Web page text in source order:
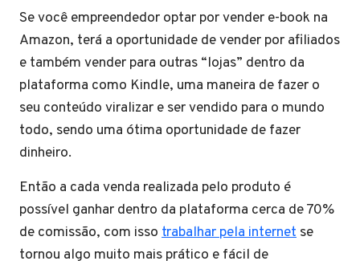
Se você empreendedor optar por vender e-book na
Amazon, terá a oportunidade de vender por afiliados
e também vender para outras “lojas” dentro da
plataforma como Kindle, uma maneira de fazer o
seu conteúdo viralizar e ser vendido para o mundo
todo, sendo uma ótima oportunidade de fazer
dinheiro.
Então a cada venda realizada pelo produto é
possível ganhar dentro da plataforma cerca de 70%
de comissão, com isso trabalhar pela internet se
tornou algo muito mais prático e fácil de